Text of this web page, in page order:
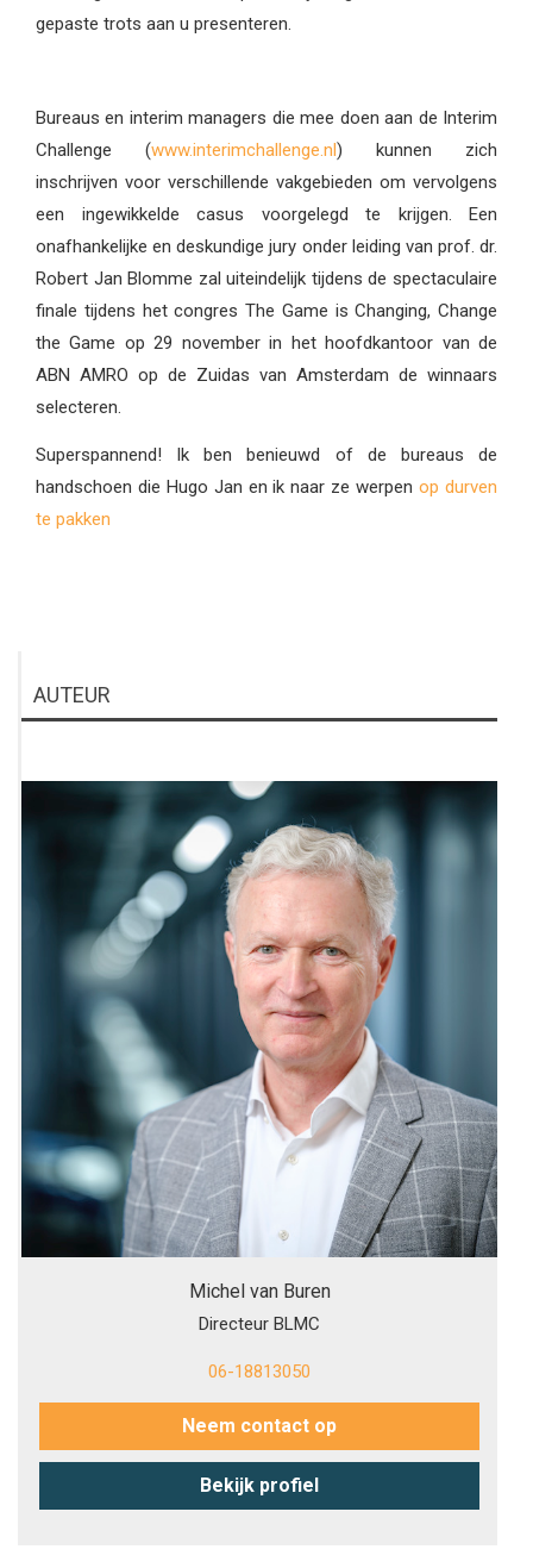
gepaste trots aan u presenteren.
Bureaus en interim managers die mee doen aan de Interim
Challenge (www.interimchallenge.nl) kunnen zich
inschrijven voor verschillende vakgebieden om vervolgens
een ingewikkelde casus voorgelegd te krijgen. Een
onafhankelijke en deskundige jury onder leiding van prof. dr.
Robert Jan Blomme zal uiteindelijk tijdens de spectaculaire
finale tijdens het congres The Game is Changing, Change
the Game op 29 november in het hoofdkantoor van de
ABN AMRO op de Zuidas van Amsterdam de winnaars
selecteren.
Superspannend! Ik ben benieuwd of de bureaus de
handschoen die Hugo Jan en ik naar ze werpenop durven
te pakken
AUTEUR
Michel van Buren
Directeur BLMC
06-18813050
Neem contact op
Bekijk profiel